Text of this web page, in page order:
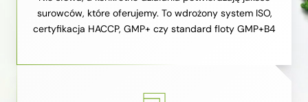
surowców, które oferujemy. To wdrożony system ISO,
certyfikacja HACCP, GMP+ czy standard floty GMP+B4